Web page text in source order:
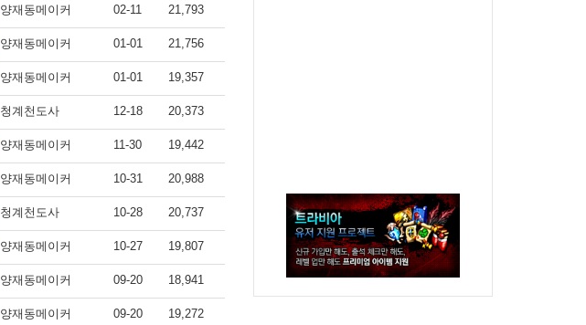
양재동메이커 02-11 21,793
양재동메이커 01-01 21,756
양재동메이커 01-01 19,357
청계천도사 12-18 20,373
양재동메이커 11-30 19,442
양재동메이커 10-31 20,988
청계천도사 10-28 20,737
양재동메이커 10-27 19,807
양재동메이커 09-20 18,941
양재동메이커 09-20 19,272